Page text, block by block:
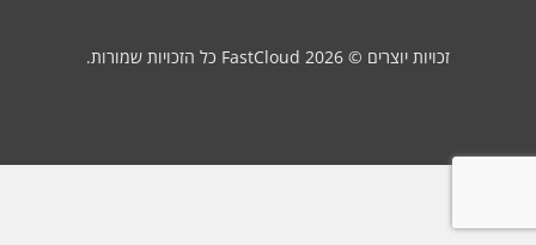
זכויות יוצרים © 2026 FastCloud כל הזכויות שמורות.